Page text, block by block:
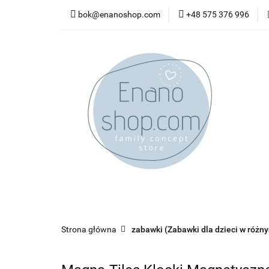
bok@enanoshop.com +48 575 376 996
kontakt
Strona główna zabawki (Zabawki dla dzieci w